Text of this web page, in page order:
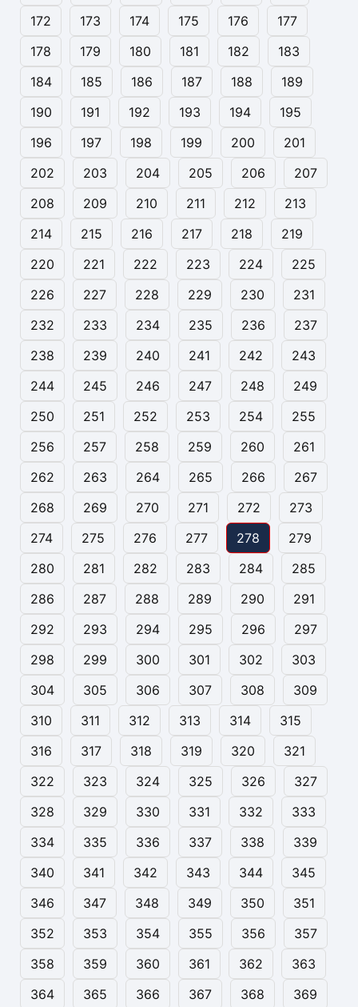
172
173 174 175 176
177
178
179 180 181 182
183
184
185 186 187 188
189
190
191 192 193 194
195
196
197 198 199 200
201
202
203 204 205 206
207
208
209 210 211 212
213
214
215 216 217 218
219
220
221 222 223 224
225
226
227 228 229 230
231
232
233 234 235 236
237
238
239 240 241 242
243
244
245 246 247 248
249
250
251 252 253 254
255
256
257 258 259 260
261
262
263 264 265 266
267
268
269 270 271 272
273
274
275 276 277 278
279
280
281 282 283 284
285
286
287 288 289 290
291
292
293 294 295 296
297
298
299 300 301 302
303
304
305 306 307 308
309
310
311 312 313 314
315
316
317 318 319 320
321
322
323 324 325 326
327
328
329 330 331 332
333
334
335 336 337 338
339
340
341 342 343 344
345
346
347 348 349 350
351
352
353 354 355 356
357
358
359 360 361 362
363
364
365 366 367 368 369